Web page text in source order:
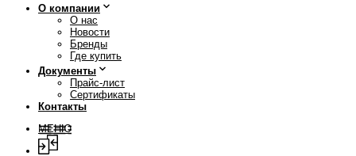
О компании
О нас
Новости
Бренды
Где купить
Документы
Прайс-лист
Сертификаты
Контакты
МЕНЮ